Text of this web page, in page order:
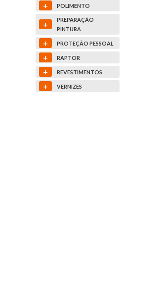
+ POLIMENTO
+
PREPARAÇÃO
PINTURA
+ PROTEÇÃO PESSOAL
+ RAPTOR
+ REVESTIMENTOS
+ VERNIZES